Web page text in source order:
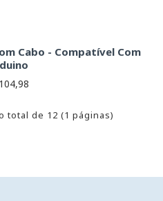
Cabo - Compatível Com
total de 12 (1 páginas)